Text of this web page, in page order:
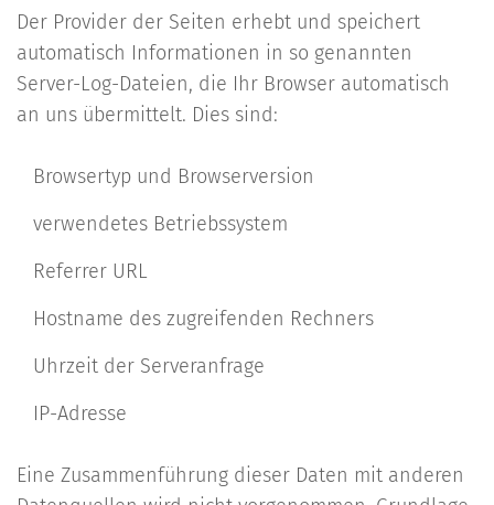
Der Provider der Seiten erhebt und speichert
automatisch Informationen in so genannten
Server-Log-Dateien, die Ihr Browser automatisch
an uns übermittelt. Dies sind:
Browsertyp und Browserversion
verwendetes Betriebssystem
Referrer URL
Hostname des zugreifenden Rechners
Uhrzeit der Serveranfrage
IP-Adresse
Eine Zusammenführung dieser Daten mit anderen